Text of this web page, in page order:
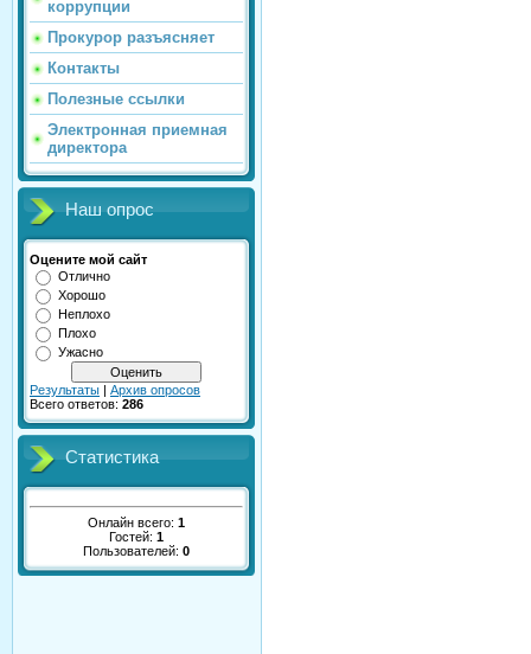
коррупции
Прокурор разъясняет
Контакты
Полезные ссылки
Электронная приемная
директора
Наш опрос
Оцените мой сайт
Отлично
Хорошо
Неплохо
Плохо
Ужасно
Результаты | Архив опросов
Всего ответов: 286
Статистика
Онлайн всего: 1
Гостей: 1
Пользователей: 0